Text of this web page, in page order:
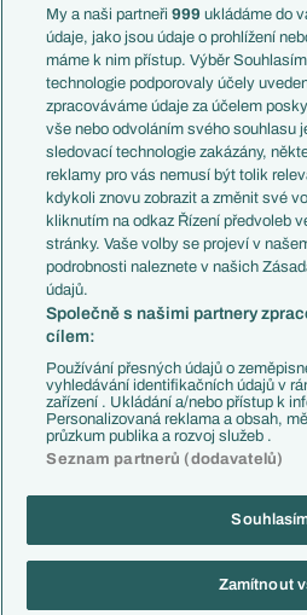
Témata
Představení týmů MS
EuroSkauting
PL v kostce
Evropské koeficienty
Přestupy
Přestupové spekulace
Zranění
Kluby
Arsenal FC
Chelsea FC
Manchester United
AC Milán
Juventus FC
Bayern Mnichov
FC Barcelona
Real Madrid
Copyright © 2001-2026 EuroFotbal.cz.
Informace o zpracování
My a naši partneři999 ukládáme do
údaje, jako jsou údaje o prohlížení
máme k nim přístup. Výběr
technologie podporovaly účely
zpracováváme údaje za účelem
vše nebo odvoláním svého souhlasu
sledovací technologie zakázány,
reklamy pro vás nemusí být tolik
kdykoli znovu zobrazit a změnit své
kliknutím na odkaz Řízení předvoleb
stránky. Vaše volby se projeví v
podrobnosti naleznete v našich
údajů.
Společně s našimi partnery
cílem:
Používání přesných údajů o
vyhledávání identifikačních údajů v
zařízení . Ukládání a/nebo přístup k
Personalizovaná reklama a obsah,
průzkum publika a rozvoj služeb .
Seznam partnerů (dodavatelů)
Zamítnout